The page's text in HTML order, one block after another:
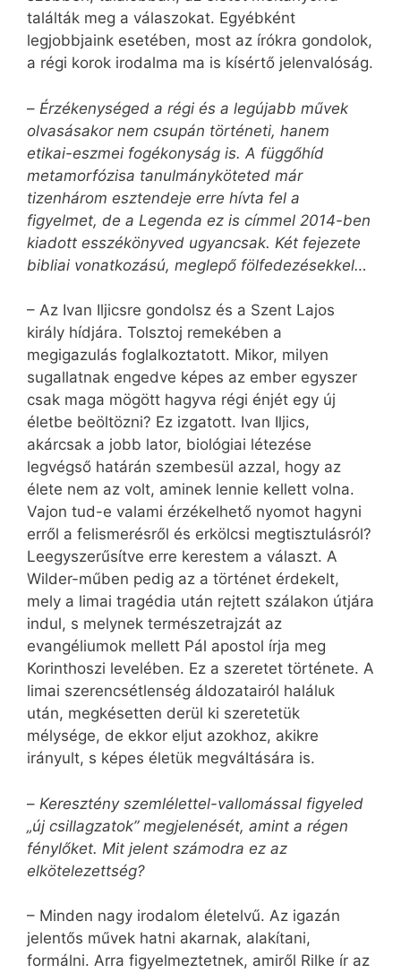
találták meg a válaszokat. Egyébként
legjobbjaink esetében, most az írókra gondolok,
a régi korok irodalma ma is kísértő jelenvalóság.
– Érzékenységed a régi és a legújabb művek
olvasásakor nem csupán történeti, hanem
etikai-eszmei fogékonyság is. A függőhíd
metamorfózisa tanulmányköteted már
tizenhárom esztendeje erre hívta fel a
figyelmet, de a Legenda ez is címmel 2014-ben
kiadott esszékönyved ugyancsak. Két fejezete
bibliai vonatkozású, meglepő fölfedezésekkel…
– Az Ivan Iljicsre gondolsz és a Szent Lajos
király hídjára. Tolsztoj remekében a
megigazulás foglalkoztatott. Mikor, milyen
sugallatnak engedve képes az ember egyszer
csak maga mögött hagyva régi énjét egy új
életbe beöltözni? Ez izgatott. Ivan Iljics,
akárcsak a jobb lator, biológiai létezése
legvégső határán szembesül azzal, hogy az
élete nem az volt, aminek lennie kellett volna.
Vajon tud-e valami érzékelhető nyomot hagyni
erről a felismerésről és erkölcsi megtisztulásról?
Leegyszerűsítve erre kerestem a választ. A
Wilder-műben pedig az a történet érdekelt,
mely a limai tragédia után rejtett szálakon útjára
indul, s melynek természetrajzát az
evangéliumok mellett Pál apostol írja meg
Korinthoszi levelében. Ez a szeretet története. A
limai szerencsétlenség áldozatairól haláluk
után, megkésetten derül ki szeretetük
mélysége, de ekkor eljut azokhoz, akikre
irányult, s képes életük megváltására is.
– Keresztény szemlélettel-vallomással figyeled
„új csillagzatok” megjelenését, amint a régen
fénylőket. Mit jelent számodra ez az
elkötelezettség?
– Minden nagy irodalom életelvű. Az igazán
jelentős művek hatni akarnak, alakítani,
formálni. Arra figyelmeztetnek, amiről Rilke ír az